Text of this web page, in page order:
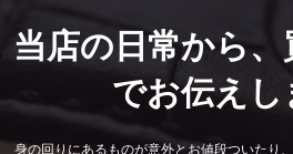
当店の日常から、
でお伝えし
身の回りにあるものが意外とお値段ついたり